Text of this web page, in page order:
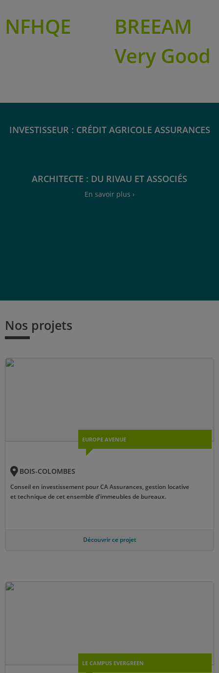
NFHQE
BREEAM
Very Good
INVESTISSEUR : CRÉDIT AGRICOLE ASSURANCES
ARCHITECTE : DU RIVAU ET ASSOCIÉS
En savoir plus ›
Nos projets
EUROPE AVENUE
BOIS-COLOMBES
Conseil en investissement pour CA Assurances, gestion locative
et technique de cet ensemble d'immeubles de bureaux.
Découvrir ce projet
LE CAMPUS EVERGREEN